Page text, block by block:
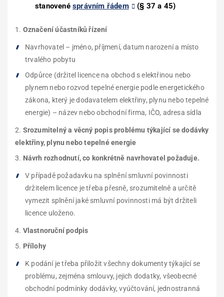
stanovené správním řádem (§ 37 a 45)
Označení účastníků řízení
Navrhovatel – jméno, příjmení, datum narození a místo
trvalého pobytu
Odpůrce (držitel licence na obchod s elektřinou nebo
plynem nebo rozvod tepelné energie podle energetického
zákona, který je dodavatelem elektřiny, plynu nebo tepelné
energie) – název nebo obchodní firma, IČO, adresa sídla
Srozumitelný a věcný popis problému týkající se dodávky
elektřiny, plynu nebo tepelné energie
Návrh rozhodnutí, co konkrétně navrhovatel požaduje.
V případě požadavku na splnění smluvní povinnosti
držitelem licence je třeba přesně, srozumitelně a určitě
vymezit splnění jaké smluvní povinnosti má být držiteli
licence uloženo.
Vlastnoruční podpis
Přílohy
K podání je třeba přiložit všechny dokumenty týkající se
problému, zejména smlouvy, jejich dodatky, všeobecné
obchodní podmínky dodávky, vyúčtování, jednostranná